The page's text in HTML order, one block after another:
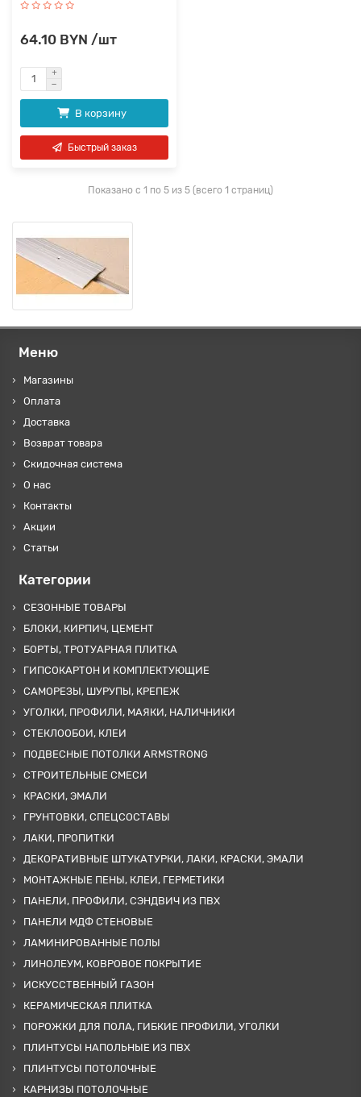
64.10 BYN /шт
В корзину
Быстрый заказ
Показано с 1 по 5 из 5 (всего 1 страниц)
Меню
Магазины
Оплата
Доставка
Возврат товара
Скидочная система
О нас
Контакты
Акции
Статьи
Категории
СЕЗОННЫЕ ТОВАРЫ
БЛОКИ, КИРПИЧ, ЦЕМЕНТ
БОРТЫ, ТРОТУАРНАЯ ПЛИТКА
ГИПСОКАРТОН И КОМПЛЕКТУЮЩИЕ
САМОРЕЗЫ, ШУРУПЫ, КРЕПЕЖ
УГОЛКИ, ПРОФИЛИ, МАЯКИ, НАЛИЧНИКИ
СТЕКЛООБОИ, КЛЕИ
ПОДВЕСНЫЕ ПОТОЛКИ ARMSTRONG
СТРОИТЕЛЬНЫЕ СМЕСИ
КРАСКИ, ЭМАЛИ
ГРУНТОВКИ, СПЕЦСОСТАВЫ
ЛАКИ, ПРОПИТКИ
ДЕКОРАТИВНЫЕ ШТУКАТУРКИ, ЛАКИ, КРАСКИ, ЭМАЛИ
МОНТАЖНЫЕ ПЕНЫ, КЛЕИ, ГЕРМЕТИКИ
ПАНЕЛИ, ПРОФИЛИ, СЭНДВИЧ ИЗ ПВХ
ПАНЕЛИ МДФ СТЕНОВЫЕ
ЛАМИНИРОВАННЫЕ ПОЛЫ
ЛИНОЛЕУМ, КОВРОВОЕ ПОКРЫТИЕ
ИСКУССТВЕННЫЙ ГАЗОН
КЕРАМИЧЕСКАЯ ПЛИТКА
ПОРОЖКИ ДЛЯ ПОЛА, ГИБКИЕ ПРОФИЛИ, УГОЛКИ
ПЛИНТУСЫ НАПОЛЬНЫЕ ИЗ ПВХ
ПЛИНТУСЫ ПОТОЛОЧНЫЕ
КАРНИЗЫ ПОТОЛОЧНЫЕ